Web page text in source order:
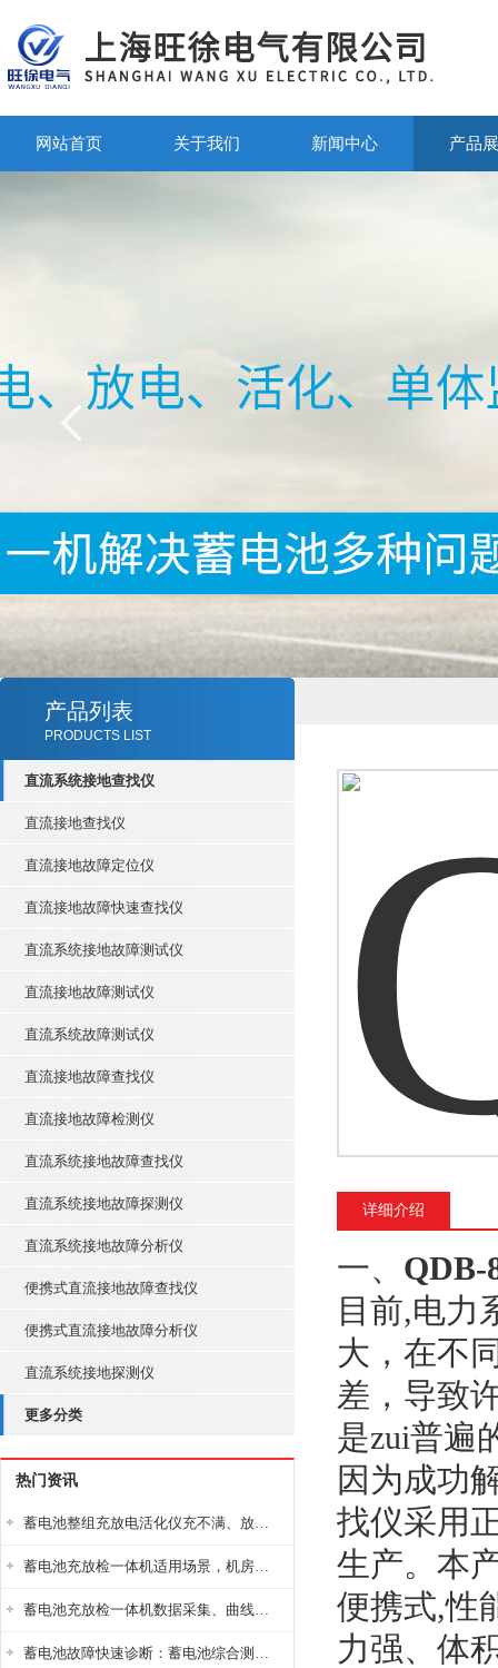
网站首页 关于我们 新闻中心 产品
产品列表
PRODUCTS LIST
直流系统接地查找仪
直流接地查找仪
直流接地故障定位仪
直流接地故障快速查找仪
直流系统接地故障测试仪
直流接地故障测试仪
直流系统故障测试仪
直流接地故障查找仪
直流接地故障检测仪
直流系统接地故障查找仪
直流系统接地故障探测仪
直流系统接地故障分析仪
便携式直流接地故障查找仪
便携式直流接地故障分析仪
直流系统接地探测仪
更多分类
热门资讯
蓄电池整组充放电活化仪充不满、放不完怎么办？
蓄电池充放检一体机适用场景，机房基站变电站铅酸蓄电池维护检测应用
蓄电池充放检一体机数据采集、曲线分析与电池健康状态智能评估功能详解
蓄电池故障快速诊断：蓄电池综合测试仪判断落后电池的方法与标准
详细介绍
一、 QDB-
目前,电力
大，在不
差，导致
是zui普遍
因为成功
找仪采用
生产。本
便携式,性
力强、体